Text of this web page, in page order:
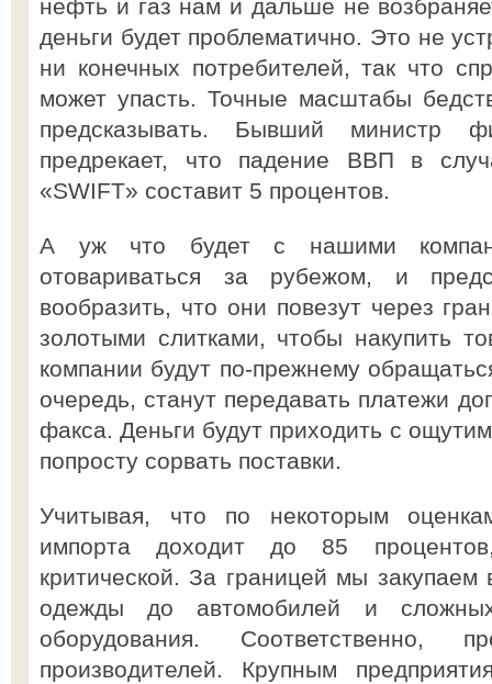
нефть и газ нам и дальше не
деньги будет проблематично. Это не
ни конечных потребителей, так что
может упасть. Точные масштабы
предсказывать. Бывший министр
предрекает, что падение ВВП в
«SWIFT» составит 5 процентов.
А уж что будет с нашими
отовариваться за рубежом, и
вообразить, что они повезут через
золотыми слитками, чтобы накупить
компании будут по-прежнему
очередь, станут передавать платежи
факса. Деньги будут приходить с
попросту сорвать поставки.
Учитывая, что по некоторым
импорта доходит до 85
критической. За границей мы
одежды до автомобилей и
оборудования. Соответственно,
производителей. Крупным